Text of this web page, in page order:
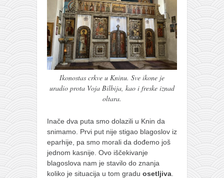
temashiwari
kobudo
nunchaku
bo
tonfa
sai
tsunami dojo
program
snimci nastupa
galerija kluba
Ikonostas crkve u Kninu. Sve ikone je
uradio prota Voja Bilbija, kao i freske iznad
oltara.
Inače dva puta smo dolazili u Knin da
snimamo. Prvi put nije stigao blagoslov iz
eparhije, pa smo morali da dođemo još
jednom kasnije. Ovo iščekivanje
blagoslova nam je stavilo do znanja
koliko je situacija u tom gradu osetljiva